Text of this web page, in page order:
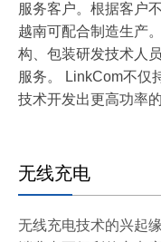
服务客户。根据客户
越南可配合制造生产
构、包装研发技术人
服务。 LinkCom不仅
技术开发出更高功率
无线充电
无线充电技术的兴起